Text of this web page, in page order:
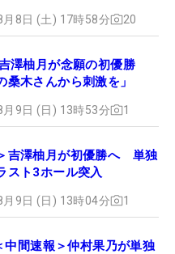
月8日 (土) 17時58分 20
澤柚月が念願の初優勝
桑木さんから刺激を」
月9日 (日) 13時53分 1
吉澤柚月が初優勝へ 単独
スト3ホール突入
月9日 (日) 13時04分 1
中間速報＞仲村果乃が単独